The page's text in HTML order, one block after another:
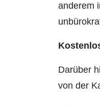
anderem
Darüber
von der